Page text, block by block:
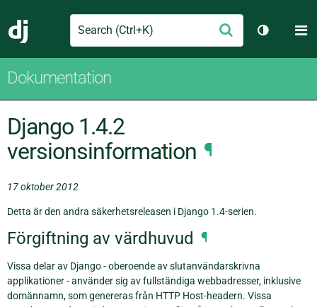
Django
Search Skicka
Växla
Dokumentation
Django 1.4.2
versionsinformation ¶
17 oktober 2012
Detta är den andra säkerhetsreleasen i Django 1.4-serien.
Förgiftning av värdhuvud ¶
Vissa delar av Django - oberoende av slutanvändarskrivna
applikationer - använder sig av fullständiga webbadresser, inklusive
domännamn, som genereras från HTTP Host-headern. Vissa